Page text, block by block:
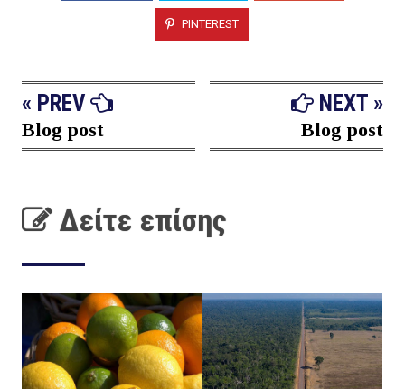
PINTEREST
« PREV
Blog post
NEXT »
Blog post
Δείτε επίσης